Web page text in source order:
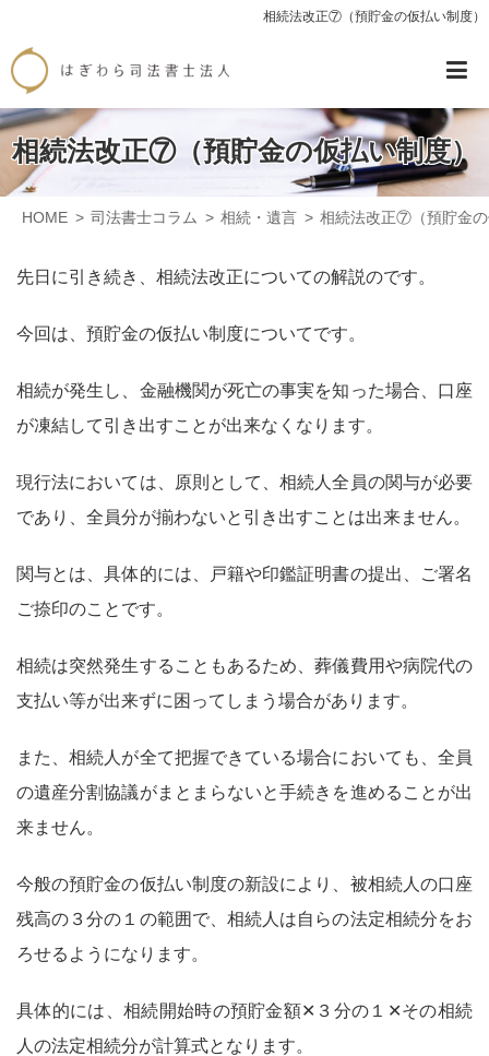
相続法改正⑦（預貯金の仮払い制度）
相続法改正⑦（預貯金の仮払い制度）
HOME 司法書士コラム 相続・遺言 相続法改正⑦（預貯金
先日に引き続き、相続法改正についての解説のです。
今回は、預貯金の仮払い制度についてです。
相続が発生し、金融機関が死亡の事実を知った場合、口座
が凍結して引き出すことが出来なくなります。
現行法においては、原則として、相続人全員の関与が必要
であり、全員分が揃わないと引き出すことは出来ません。
関与とは、具体的には、戸籍や印鑑証明書の提出、ご署名
ご捺印のことです。
相続は突然発生することもあるため、葬儀費用や病院代の
支払い等が出来ずに困ってしまう場合があります。
また、相続人が全て把握できている場合においても、全員
の遺産分割協議がまとまらないと手続きを進めることが出
来ません。
今般の預貯金の仮払い制度の新設により、被相続人の口座
残高の３分の１の範囲で、相続人は自らの法定相続分をお
ろせるようになります。
具体的には、相続開始時の預貯金額✕３分の１✕その相続
人の法定相続分が計算式となります。